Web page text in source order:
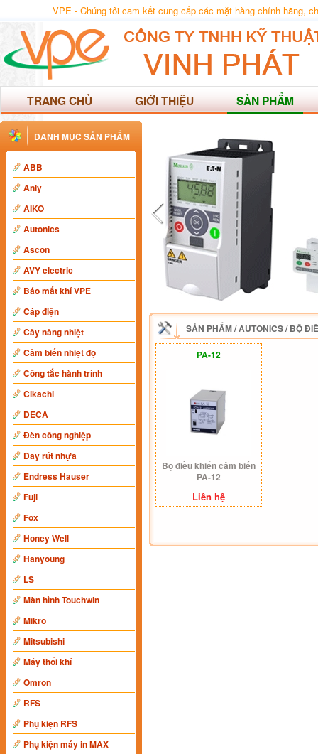
VPE - Chúng tôi cam kết cung cấp các mặt hàng chính hãng,
TRANG CHỦ GIỚI THIỆU SẢN PHẨM
DANH MỤC SẢN PHẨM
ABB
Anly
AIKO
Autonics
Ascon
AVY electric
Báo mất khí VPE
Cáp điện
Cây nâng nhiệt
Cảm biến nhiệt độ
Công tắc hành trình
Cikachi
DECA
Đèn công nghiệp
Dây rút nhựa
Endress Hauser
Fuji
Fox
Honey Well
Hanyoung
LS
Màn hình Touchwin
Mikro
Mitsubishi
Máy thổi khí
Omron
RFS
Phụ kiện RFS
Phụ kiện máy in MAX
SẢN PHẨM/AUTONICS/BỘ
PA-12
Bộ điều khiển cảm biến
PA-12
Liên hệ